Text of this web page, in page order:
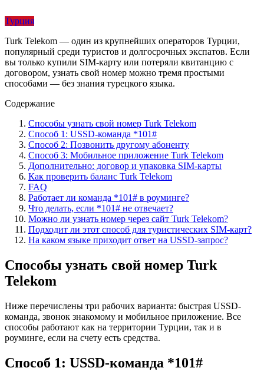
Турция
Turk Telekom — один из крупнейших операторов Турции,
популярный среди туристов и долгосрочных экспатов. Если
вы только купили SIM-карту или потеряли квитанцию с
договором, узнать свой номер можно тремя простыми
способами — без знания турецкого языка.
Содержание
Способы узнать свой номер Turk Telekom
Способ 1: USSD-команда *101#
Способ 2: Позвонить другому абоненту
Способ 3: Мобильное приложение Turk Telekom
Дополнительно: договор и упаковка SIM-карты
Как проверить баланс Turk Telekom
FAQ
Работает ли команда *101# в роуминге?
Что делать, если *101# не отвечает?
Можно ли узнать номер через сайт Turk Telekom?
Подходит ли этот способ для туристических SIM-карт?
На каком языке приходит ответ на USSD-запрос?
Способы узнать свой номер Turk
Telekom
Ниже перечислены три рабочих варианта: быстрая USSD-
команда, звонок знакомому и мобильное приложение. Все
способы работают как на территории Турции, так и в
роуминге, если на счету есть средства.
Способ 1: USSD-команда *101#